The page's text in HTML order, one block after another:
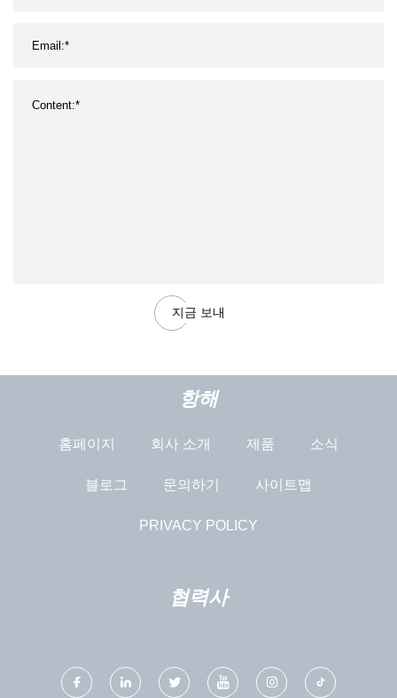
지금 보내
항해
홈페이지 회사 소개 제품 소식
블로그 문의하기 사이트맵
PRIVACY POLICY
협력사